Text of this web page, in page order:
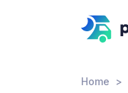
Home